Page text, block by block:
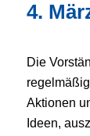
4.
Die
Aktionen
Ideen,